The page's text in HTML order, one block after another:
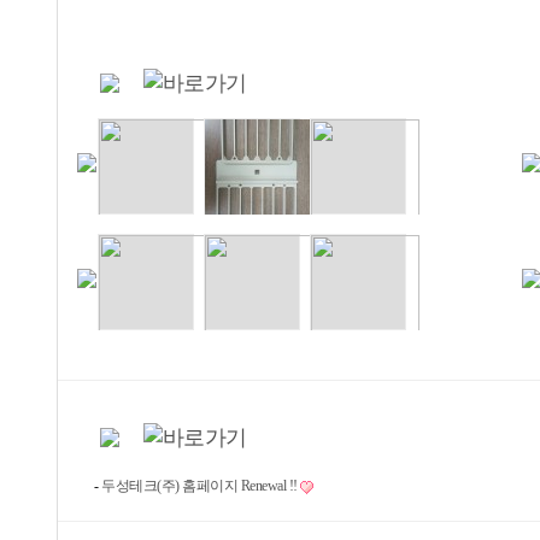
- 두성테크(주) 홈페이지 Renewal !!